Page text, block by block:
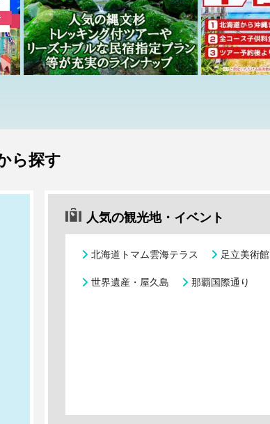
ら探す
人気の観光地・イベント
北海道トマム雲海テラス 足立美術館
世界遺産・屋久島 那覇国際通り